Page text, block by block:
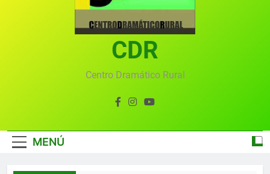
Textos seleccionados en el VI Certamen
Francisco Nieva de piezas breves teatrales
convocado por el Centro Dramático Rural de Mira
Gala anual virtual del Centro Dramático Rural de
CDR
Centro Dramático Rural
MENÚ